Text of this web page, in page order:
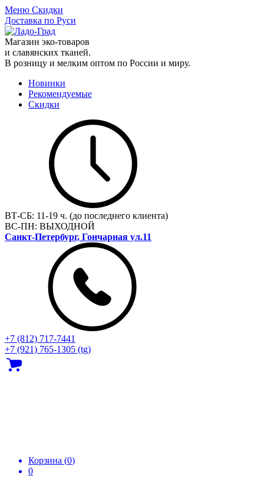
Меню Скидки
Доставка по Руси
Магазин эко-товаров
и славянских тканей.
В розницу и мелким оптом по России и миру.
Новинки
Рекомендуемые
Скидки
ВТ-СБ: 11-19 ч. (до последнего клиента)
ВС-ПН: ВЫХОДНОЙ
Санкт-Петербург, Гончарная ул.11
+7 (812) 717‑7441
+7 (921) 765-1305 (tg)
Корзина (0)
0